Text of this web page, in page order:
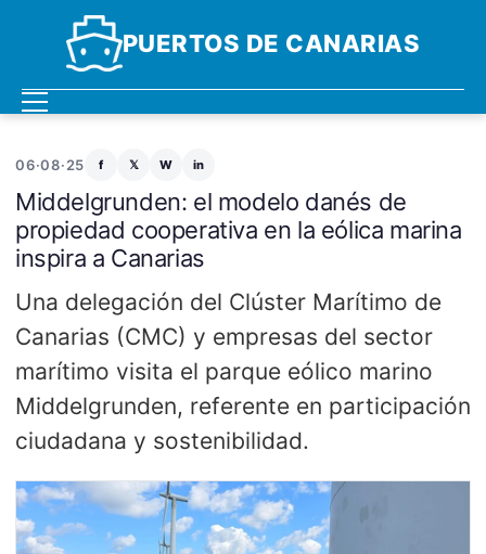
PUERTOS DE CANARIAS
06·08·25 f 𝕏 W in
Middelgrunden: el modelo danés de
propiedad cooperativa en la eólica marina
inspira a Canarias
Una delegación del Clúster Marítimo de
Canarias (CMC) y empresas del sector
marítimo visita el parque eólico marino
Middelgrunden, referente en participación
ciudadana y sostenibilidad.